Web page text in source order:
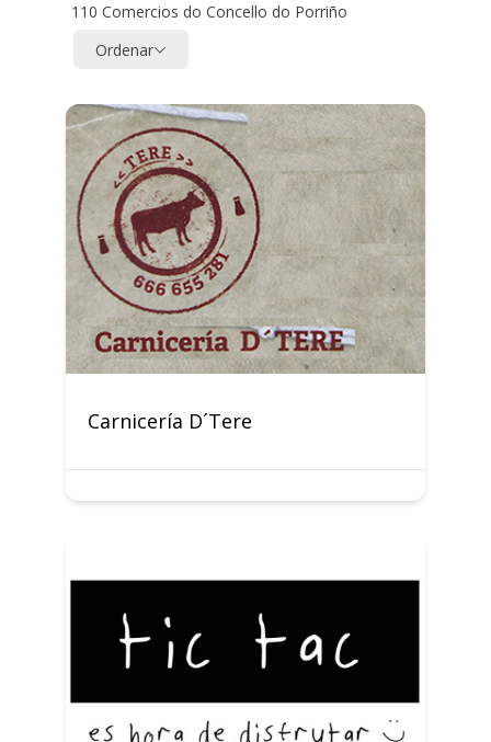
110 Comercios do Concello do Porriño
Ordenar
Carnicería D´Tere